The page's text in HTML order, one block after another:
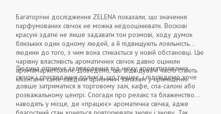
Багаторічні дослідження ZELENA показали, що значення
парфумованих свічок не можна недооцінювати. Воскові
красуні здатні не лише задавати тон розмові, ходу думок
близьких один одному людей, а й підвищують лояльність
людини до того, з чим вона стикається у новій обстановці. Цю
чарівну властивість ароматичних свічок давно оцінили
аромамаркетологи. Доведено, що відвідувачі часто стають
клієнтами саме завдяки приємним запахам у приміщенні.
Людина отримує задоволення від нюху ароматизованих
свічок і споглядання полум'я, що танцює, і підсвідомо хоче
довше затриматися в торговому залі, кафе, спа-салоні або
розважальному центрі. Спогади про релакс та блаженство
наводять у місце, де «працює» ароматична свічка, адже